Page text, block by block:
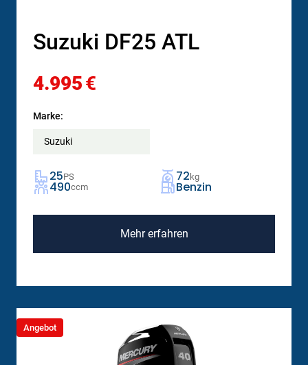
Suzuki DF25 ATL
4.995€
Marke:
Suzuki
25PS 72 kg
490ccm Benzin
Mehr erfahren
Angebot